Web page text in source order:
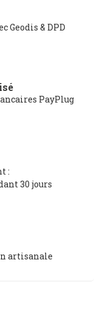
Geodis & DPD
PayPlug
:
30 jours
artisanale